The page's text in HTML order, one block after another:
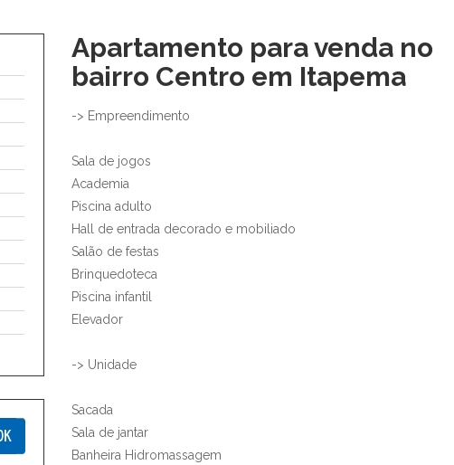
Apartamento para venda no
bairro Centro em Itapema
-> Empreendimento
Sala de jogos
Academia
Piscina adulto
Hall de entrada decorado e mobiliado
Salão de festas
Brinquedoteca
Piscina infantil
Elevador
-> Unidade
Sacada
Sala de jantar
Banheira Hidromassagem